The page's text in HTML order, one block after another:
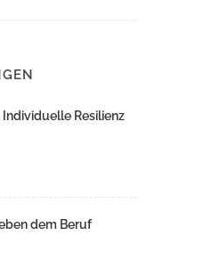
Individuelle Resilienz
dem Beruf